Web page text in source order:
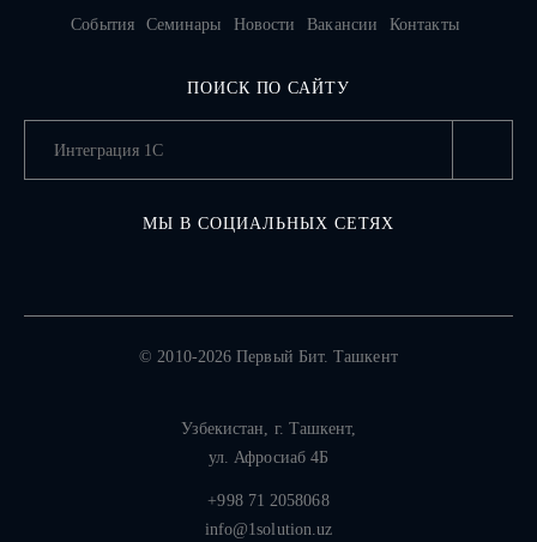
События
Семинары Новости Вакансии Контакты
ПОИСК ПО САЙТУ
МЫ В СОЦИАЛЬНЫХ СЕТЯХ
© 2010-2026 Первый Бит. Ташкент
Узбекистан, г. Ташкент,
ул. Афросиаб 4Б
+998 71 2058068
info@1solution.uz